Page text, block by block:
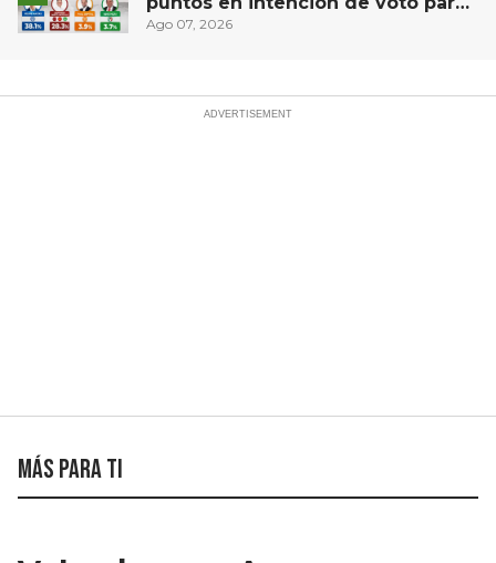
gubernatura de Querétaro, según
Ago 07, 2026
Más para ti